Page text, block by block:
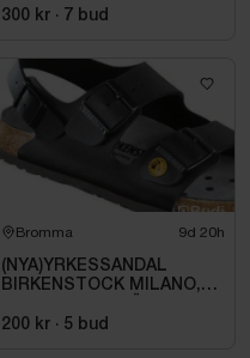
SVART. STL 42
300 kr · 7 bud
Bromma 9d 20h
(NYA)YRKESSANDAL
BIRKENSTOCK MILANO,
SVART. STL 42
200 kr · 5 bud